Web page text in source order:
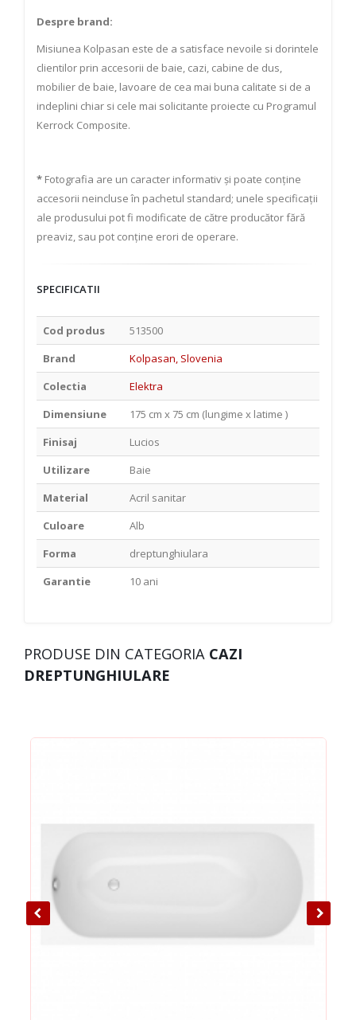
Despre brand:
Misiunea Kolpasan este de a satisface nevoile si dorintele
clientilor prin accesorii de baie, cazi, cabine de dus,
mobilier de baie, lavoare de cea mai buna calitate si de a
indeplini chiar si cele mai solicitante proiecte cu Programul
Kerrock Composite.
* Fotografia are un caracter informativ și poate conține
accesorii neincluse în pachetul standard; unele specificații
ale produsului pot fi modificate de către producător fără
preaviz, sau pot conține erori de operare.
SPECIFICATII
Cod produs
513500
Brand
Kolpasan, Slovenia
Colectia
Elektra
Dimensiune
175 cm x 75 cm (lungime x latime )
Finisaj
Lucios
Utilizare
Baie
Material
Acril sanitar
Culoare
Alb
Forma
dreptunghiulara
Garantie
10 ani
PRODUSE DIN CATEGORIA CAZI
DREPTUNGHIULARE